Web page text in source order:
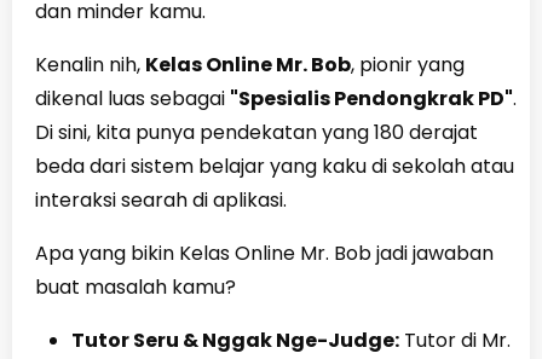
dan minder kamu.
Kenalin nih, Kelas Online Mr. Bob, pionir yang
dikenal luas sebagai "Spesialis Pendongkrak PD".
Di sini, kita punya pendekatan yang 180 derajat
beda dari sistem belajar yang kaku di sekolah atau
interaksi searah di aplikasi.
Apa yang bikin Kelas Online Mr. Bob jadi jawaban
buat masalah kamu?
Tutor Seru & Nggak Nge-Judge:Tutor di Mr.